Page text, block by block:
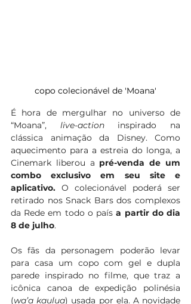
copo colecionável de 'Moana'
É hora de mergulhar no universo de
“Moana”, live-action inspirado na
clássica animação da Disney. Como
aquecimento para a estreia do longa, a
Cinemark liberou a pré-venda de um
combo exclusivo em seu site e
aplicativo. O colecionável poderá ser
retirado nos Snack Bars dos complexos
da Rede em todo o país a partir do dia
8 de julho.
Os fãs da personagem poderão levar
para casa um copo com gel e dupla
parede inspirado no filme, que traz a
icônica canoa de expedição polinésia
(wa’a kaulua) usada por ela. A novidade